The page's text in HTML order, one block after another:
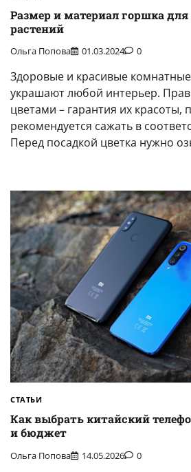
Размер и материал горшка
растений
Ольга Попова 01.03.2024 0
Здоровые и красивые
украшают любой интерьер.
цветами – гарантия их красоты,
рекомендуется сажать в
Перед посадкой цветка нужно
СТАТЬИ
Как выбрать китайский
и бюджет
Ольга Попова 14.05.2026 0